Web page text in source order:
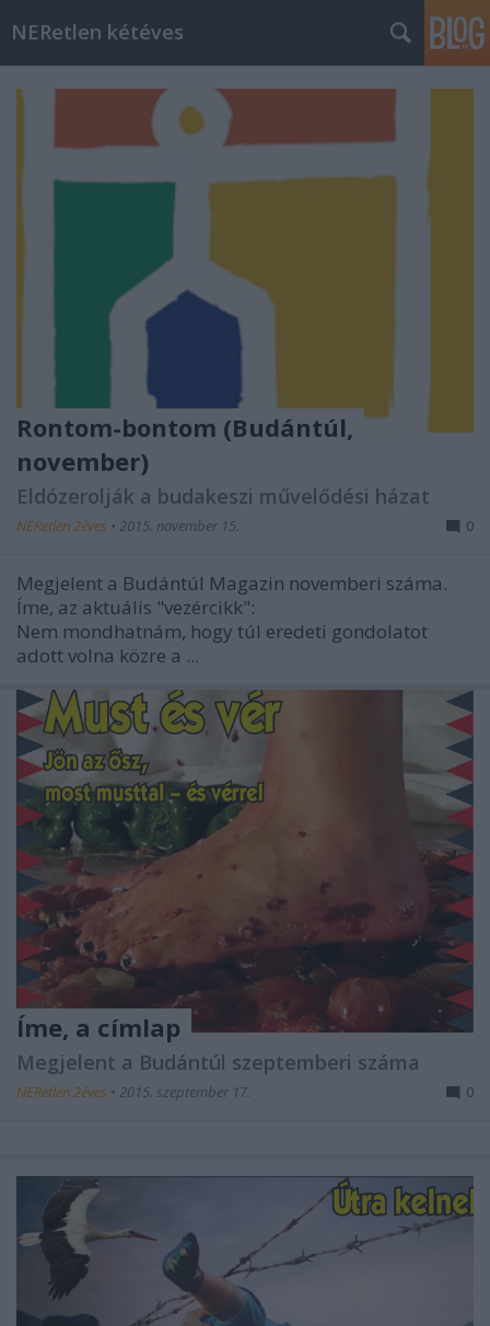
NERetlen kétéves
Rontom-bontom (Budántúl,
november)
Eldózerolják a budakeszi művelődési házat
NERetlen 2éves • 2015. november 15. 0
Megjelent a Budántúl Magazin novemberi száma.
Íme, az aktuális "vezércikk":
Nem mondhatnám, hogy túl eredeti gondolatot
adott volna közre a ...
Íme, a címlap
Megjelent a Budántúl szeptemberi száma
NERetlen 2éves • 2015. szeptember 17. 0